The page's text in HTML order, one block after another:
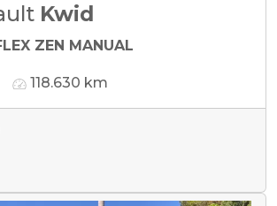
Kwid
ZEN MANUAL
118.630 km